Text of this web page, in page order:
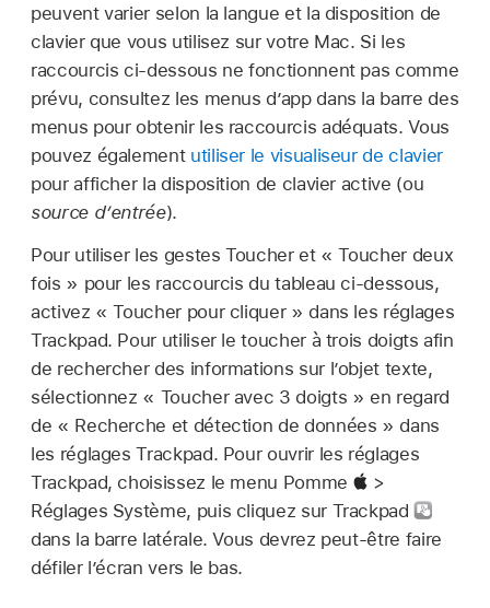
peuvent varier selon la langue et la disposition de
clavier que vous utilisez sur votre Mac. Si les
raccourcis ci-dessous ne fonctionnent pas comme
prévu, consultez les menus d’app dans la barre des
menus pour obtenir les raccourcis adéquats. Vous
pouvez également utiliser le visualiseur de clavier
pour afficher la disposition de clavier active (ou
source d’entrée).
Pour utiliser les gestes Toucher et « Toucher deux
fois » pour les raccourcis du tableau ci-dessous,
activez « Toucher pour cliquer » dans les réglages
Trackpad. Pour utiliser le toucher à trois doigts afin
de rechercher des informations sur l’objet texte,
sélectionnez « Toucher avec 3 doigts » en regard
de « Recherche et détection de données » dans
les réglages Trackpad. Pour ouvrir les réglages
Trackpad, choisissez le menu Pomme
>
Réglages Système, puis cliquez sur Trackpad
dans la barre latérale. Vous devrez peut-être faire
défiler l’écran vers le bas.